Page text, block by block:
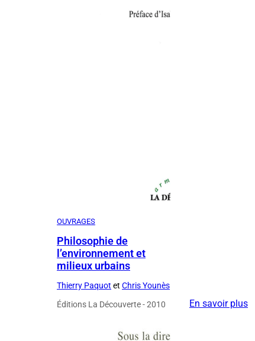
OUVRAGES
Philosophie de
l’environnement et
milieux urbains
Thierry Paquot et Chris Younès
Éditions La Découverte - 2010
En savoir plus